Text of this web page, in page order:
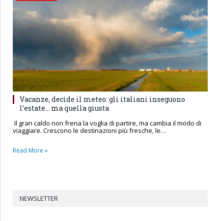
Vacanze, decide il meteo: gli italiani inseguono
l’estate… ma quella giusta
Il gran caldo non frena la voglia di partire, ma cambia il modo di
viaggiare. Crescono le destinazioni più fresche, le…
Read More »
NEWSLETTER